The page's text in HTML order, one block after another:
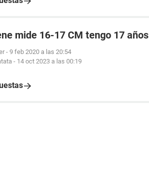
mide 16-17 CM tengo 17 años
- 9 feb 2020 a las 20:54
- 14 oct 2023 a las 00:19